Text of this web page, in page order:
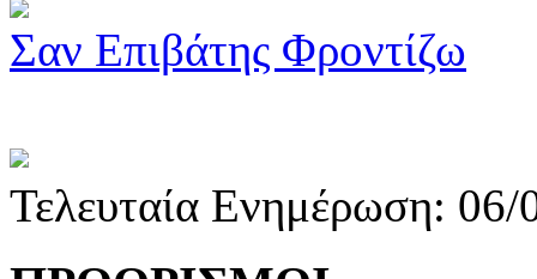
Σαν Επιβάτης Φροντίζω
Τελευταία Ενημέρωση: